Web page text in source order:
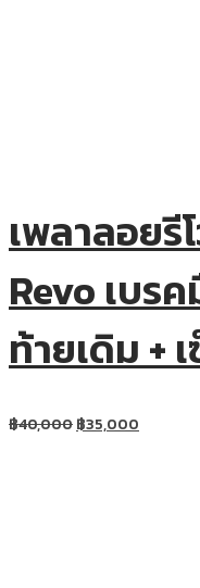
เพลาลอยรี
Revo เบร
ท้ายเดิม +
฿40,000฿35,000